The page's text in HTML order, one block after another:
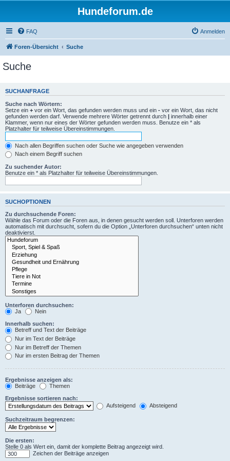
Hundeforum.de
FAQ Anmelden
Foren-Übersicht Suche
Suche
SUCHANFRAGE
Suche nach Wörtern:
Setze ein + vor ein Wort, das gefunden werden muss und ein - vor ein Wort, das nicht
gefunden werden darf. Verwende mehrere Wörter getrennt durch | innerhalb einer
Klammer, wenn nur eines der Wörter gefunden werden muss. Benutze ein * als
Platzhalter für teilweise Übereinstimmungen.
Nach allen Begriffen suchen oder Suche wie angegeben verwenden
Nach einem Begriff suchen
Zu suchender Autor:
Benutze ein * als Platzhalter für teilweise Übereinstimmungen.
SUCHOPTIONEN
Zu durchsuchende Foren:
Wähle das Forum oder die Foren aus, in denen gesucht werden soll. Unterforen werden
automatisch mit durchsucht, sofern du die Option „Unterforen durchsuchen“ unten nicht
deaktivierst.
Unterforen durchsuchen:
Ja
Nein
Innerhalb suchen:
Betreff und Text der Beiträge
Nur im Text der Beiträge
Nur im Betreff der Themen
Nur im ersten Beitrag der Themen
Ergebnisse anzeigen als:
Beiträge
Themen
Ergebnisse sortieren nach:
Aufsteigend
Absteigend
Suchzeitraum begrenzen:
Die ersten:
Stelle 0 als Wert ein, damit der komplette Beitrag angezeigt wird.
Zeichen der Beiträge anzeigen